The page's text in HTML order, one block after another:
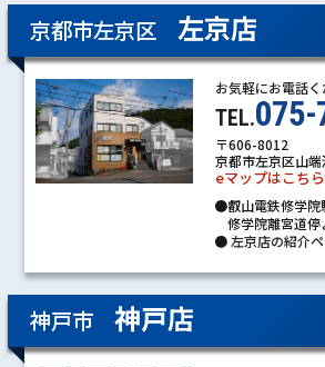
京都市左京区 左京店
お気軽にお電話く
TEL.075-
〒606-8012
京都市左京区山
eマップはこち
●叡山電鉄修学院
修学院離宮道
●左京店の紹介
神戸市 神戸店